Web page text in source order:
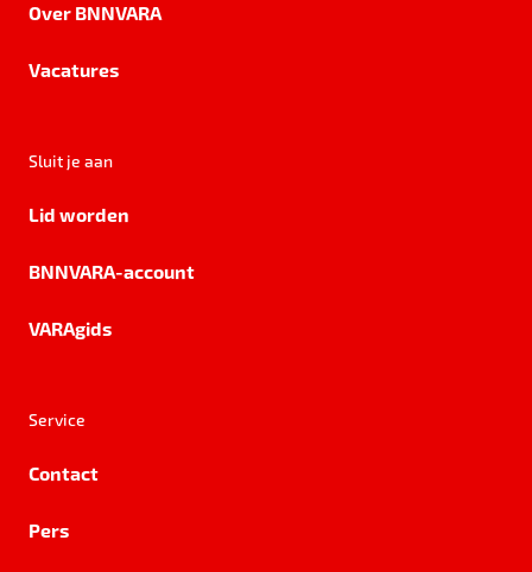
Over BNNVARA
Vacatures
Sluit je aan
Lid worden
BNNVARA-account
VARAgids
Service
Contact
Pers